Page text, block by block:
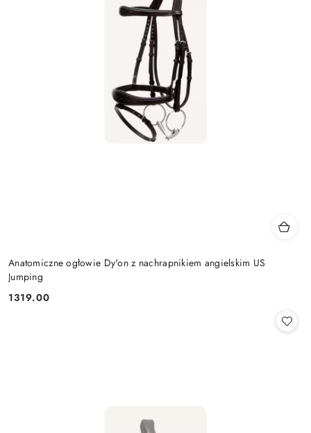
Anatomiczne ogłowie Dy'on z nachrapnikiem angielskim US
Jumping
Cena:
1319.00